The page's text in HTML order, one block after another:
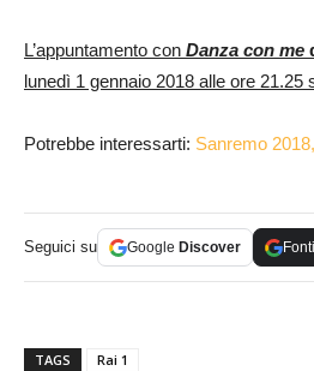
L’appuntamento con Danza con me
lunedì 1 gennaio 2018 alle ore 21.25
Potrebbe interessarti: Sanremo
Seguici su Google Discover Fonti
TAGS Rai 1